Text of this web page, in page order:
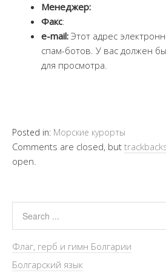
Менеджер:
Факс:
е-mail: Этот адрес
спам-ботов. У вас должен
для просмотра.
Posted in: Морские курорты
Comments are closed, but
open.
Флаг, герб и гимн Болгарии
Болгарский язык